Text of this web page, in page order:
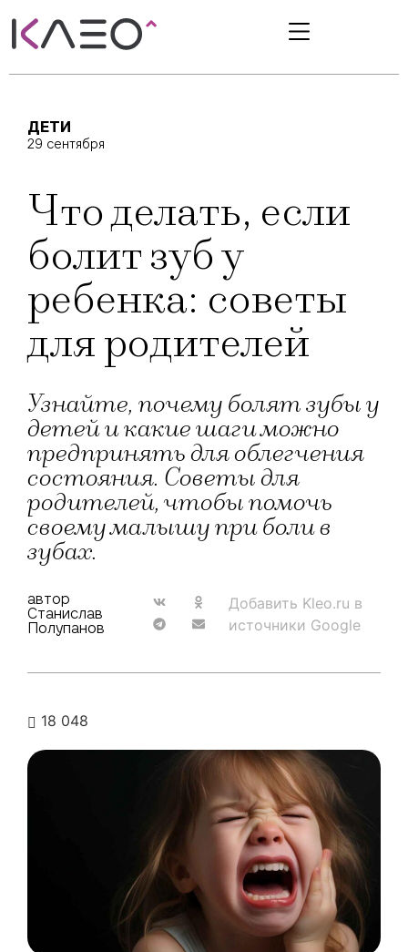
ДЕТИ
29 сентября
Что делать, если
болит зуб у
ребенка: советы
для родителей
Узнайте, почему болят зубы у
детей и какие шаги можно
предпринять для облегчения
состояния. Советы для
родителей, чтобы помочь
своему малышу при боли в
зубах.
автор
Станислав
Полупанов
Добавить Kleo.ru в
источники Google
18 048